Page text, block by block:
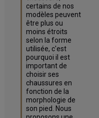
certains de nos
modèles peuvent
être plus ou
moins étroits
selon la forme
utilisée, c'est
pourquoi il est
important de
choisir ses
chaussures en
fonction de la
morphologie de
son pied. Nous